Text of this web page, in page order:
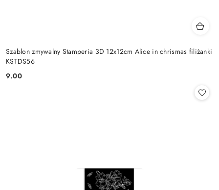
Szablon zmywalny Stamperia 3D 12x12cm Alice in chrismas filiżanki
KSTDS56
Cena:
9.00